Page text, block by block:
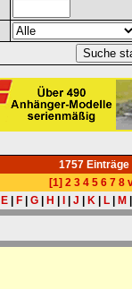
1757 Einträge
[1] 2 3 4 5 6 7 8
E F G H J K L M